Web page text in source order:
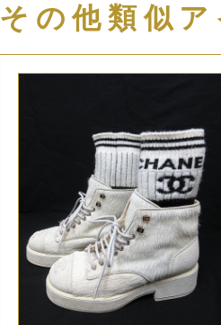
その他類似ア